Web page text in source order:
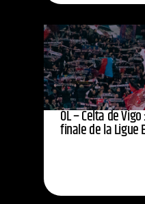
OL – Celta de
finale de la Ligue